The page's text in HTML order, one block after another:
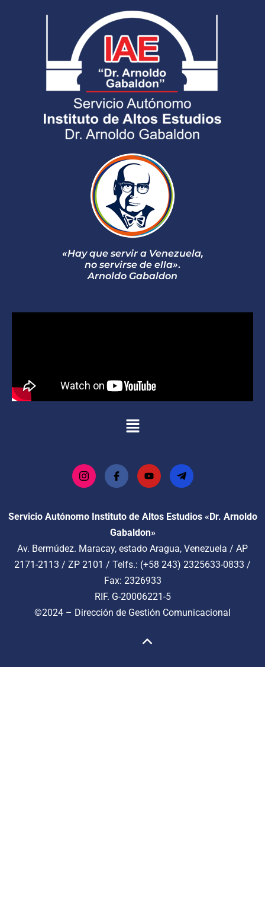
«Hay que servir a Venezuela,
no servirse de ella».
Arnoldo Gabaldon
Servicio Autónomo Instituto de Altos Estudios «Dr. Arnoldo
Gabaldon»
Av. Bermúdez. Maracay, estado Aragua, Venezuela / AP
2171-2113 / ZP 2101 / Telfs.: (+58 243) 2325633-0833 /
Fax: 2326933
RIF. G-20006221-5
©2024 – Dirección de Gestión Comunicacional